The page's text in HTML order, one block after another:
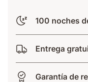
100 noches
Entrega
Garantía de